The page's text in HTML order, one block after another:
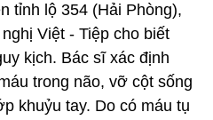
tỉnh lộ 354 (Hải Phòng),
Việt - Tiệp cho biết
kịch. Bác sĩ xác định
trong não, vỡ cột sống
khuỷu tay. Do có máu tụ